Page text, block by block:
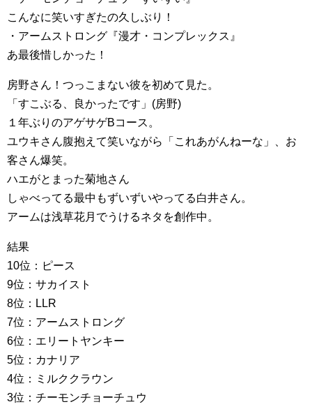
こんなに笑いすぎたの久しぶり！
・アームストロング『漫才・コンプレックス』
あ最後惜しかった！
房野さん！つっこまない彼を初めて見た。
「すこぶる、良かったです」(房野)
１年ぶりのアゲサゲBコース。
ユウキさん腹抱えて笑いながら「これあがんねーな」、お
客さん爆笑。
ハエがとまった菊地さん
しゃべってる最中もずいずいやってる白井さん。
アームは浅草花月でうけるネタを創作中。
結果
10位：ピース
9位：サカイスト
8位：LLR
7位：アームストロング
6位：エリートヤンキー
5位：カナリア
4位：ミルククラウン
3位：チーモンチョーチュウ